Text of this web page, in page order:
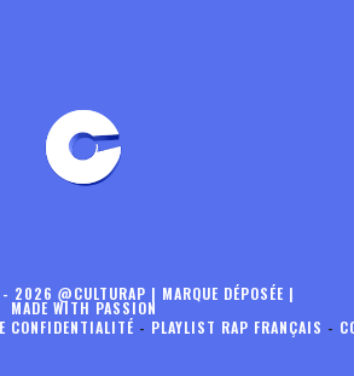
2026 @CULTURAP | MARQUE DÉPOSÉE |
MADE WITH PASSION
CONFIDENTIALITÉ - PLAYLIST RAP FRANÇAIS -